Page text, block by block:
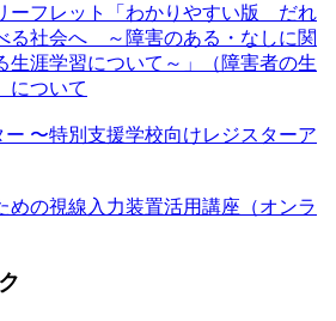
ーフレット「わかりやすい版 だれ
る社会へ ～障害のある・なしに関
生涯学習について～」（障害者の生
について
ー 〜特別支援学校向けレジスターア
めの視線入力装置活用講座（オンラ